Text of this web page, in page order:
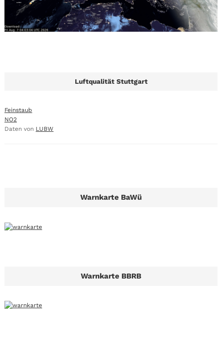
Luftqualität Stuttgart
Feinstaub
NO2
Daten von LUBW
Warnkarte BaWü
Warnkarte BBRB